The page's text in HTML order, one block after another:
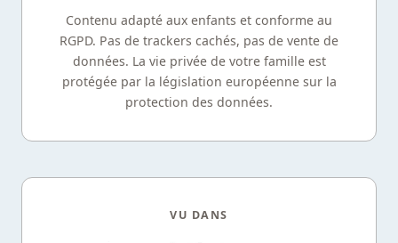
Contenu adapté aux enfants et conforme au
RGPD. Pas de trackers cachés, pas de vente de
données. La vie privée de votre famille est
protégée par la législation européenne sur la
protection des données.
VU DANS